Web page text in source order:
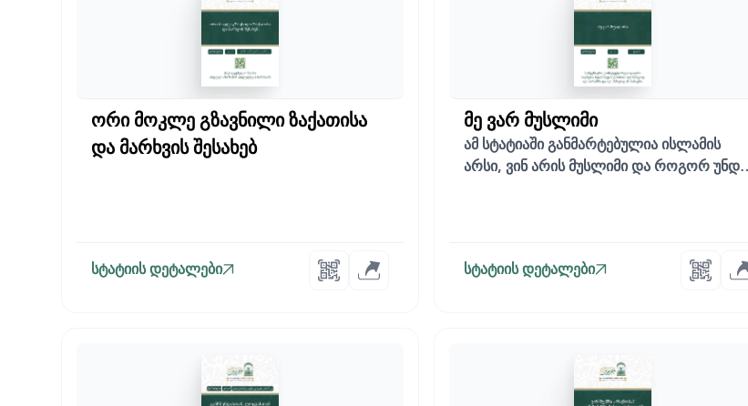
ორი მოკლე გზავნილი ზაქათისა
და მარხვის შესახებ
სტატიის დეტალები
მე ვარ მუსლიმი
ამ სტატიაში განმარტებულია ისლამის
არსი, ვინ არის მუსლიმი და როგორ უნდა
სტატიის დეტალები